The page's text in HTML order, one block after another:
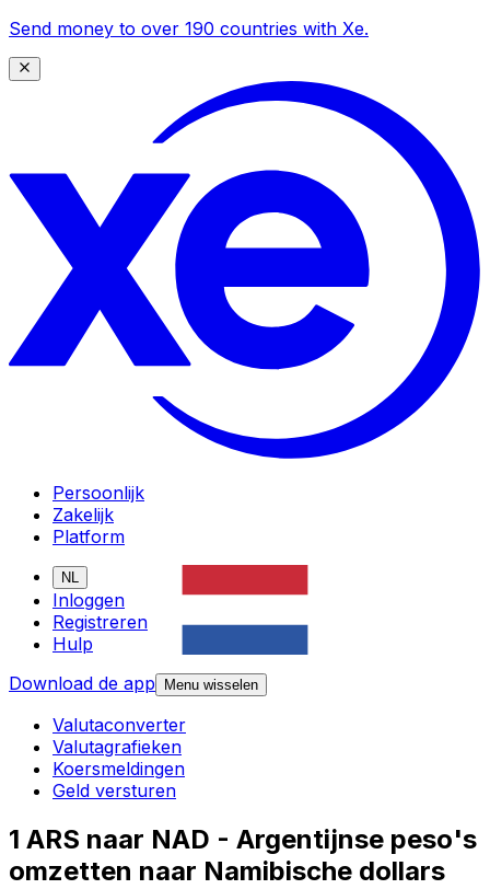
Send money to over 190 countries with Xe.
Persoonlijk
Zakelijk
Platform
NL
Inloggen
Registreren
Hulp
Download de app
Menu wisselen
Valutaconverter
Valutagrafieken
Koersmeldingen
Geld versturen
1 ARS naar NAD - Argentijnse peso's
omzetten naar Namibische dollars